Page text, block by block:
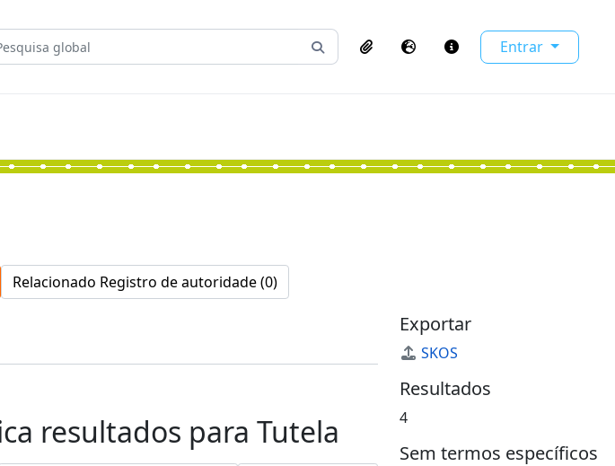
de busca Busque na página de navegação
ClipboardIdioma Atalhos Entrar
Relacionado Registro de autoridade (0)
resultados para Tutela
Exportar
SKOS
Resultados
4
Sem termos específicos